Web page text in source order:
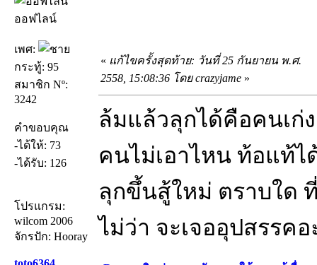
ออฟไลน์
เพศ:
กระทู้: 95
สมาชิก Nº:
3242
คำขอบคุณ
-ได้ให้: 73
-ได้รับ: 126
โปรแกรม:
wilcom 2006
จักรปัก: Hooray
« แก้ไขครั้งสุดท้าย: วันที่ 25 กันยายน พ.ศ.
2558, 15:08:36 โดย crazyjame »
ล้มแล้วลุกได้คือคนเก่
คนไม่เอาไหน ท้อแท้ไ
ลุกขึ้นสู้ใหม่ ตราบใด
ไม่ว่า จะเจออุปสรรค